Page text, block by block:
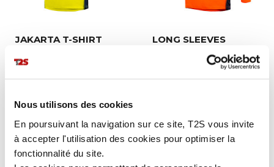
Nous utilisons des cookies
En poursuivant la navigation sur ce site, T2S vous invite
à accepter l'utilisation des cookies pour optimiser la
fonctionnalité du site.
JAKARTA T-SHIRT
LONG SLEEVES
JAKARTA T-SHIRT